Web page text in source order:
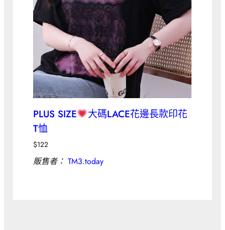
PLUS SIZE
大碼LACE花邊長款印花
T恤
$122
販售者： TM3.today